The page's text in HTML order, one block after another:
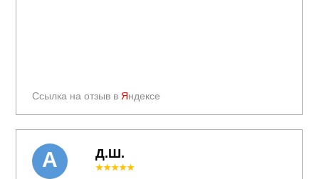
Ссылка на отзыв в Яндексе
Д.Ш.
★★★★★
А